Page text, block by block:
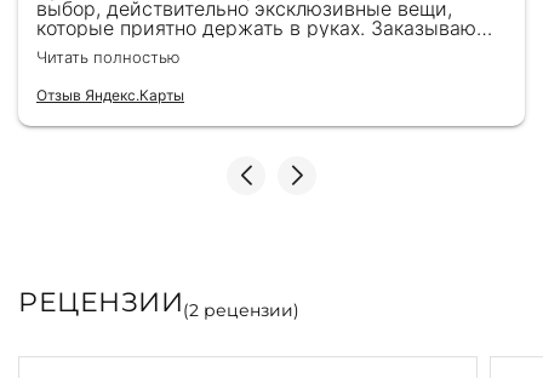
выбор, действительно эксклюзивные вещи,
которые приятно держать в руках. Заказываю
здесь уже второй раз для бизнес-партнеров,
всегда всё безупречно — от общения с
консультантами до качества самих книг.
Однозначно рекомендую
Читать полностью
Отзыв Яндекс.Карты
РЕЦЕНЗИИ(2 рецензии)